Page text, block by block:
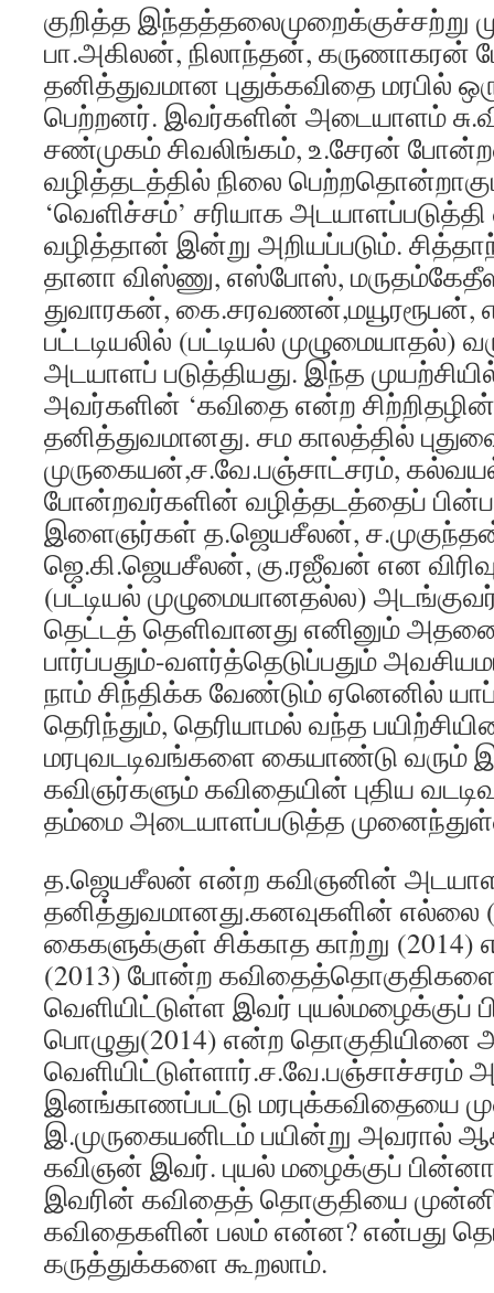
குறித்த இந்தத்தலைமுறைக்குச்சற்று
பா.அகிலன், நிலாந்தன்,
தனித்துவமான புதுக்கவிதை மரபில்
பெற்றனர். இவர்களின் அடையாளம்
சண்முகம் சிவலிங்கம், உ.சேரன்
வழித்தடத்தில் நிலை
‘வெளிச்சம்’ சரியாக
வழித்தான் இன்று அறியப்படும்.
தானா விஸ்ணு, எஸ்போஸ்,
துவாரகன், கை.சரவணன்,மயூரரூபன்,
பட்டடியலில் (பட்டியல் முழுமையாதல்)
அடயாளப் படுத்தியது. இந்த
அவர்களின் ‘கவிதை என்ற
தனித்துவமானது. சம காலத்தில்
முருகையன்,ச.வே.பஞ்சாட்சரம்,
போன்றவர்களின் வழித்தடத்தைப்
இளைஞர்கள் த.ஜெயசீலன், ச.முகுந்தன்,
ஜெ.கி.ஜெயசீலன், கு.ரஐீவன் என
(பட்டியல் முழுமையானதல்ல)
தெட்டத் தெளிவானது எனினும் அதனை
பார்ப்பதும்-வளர்த்தெடுப்பதும்
நாம் சிந்திக்க வேண்டும் ஏனெனில்
தெரிந்தும், தெரியாமல் வந்த
மரபுவடடிவங்களை கையாண்டு வரும்
கவிஞர்களும் கவிதையின் புதிய
தம்மை அடையாளப்படுத்த
த.ஜெயசீலன் என்ற கவிஞனின்
தனித்துவமானது.கனவுகளின் எல்லை
கைகளுக்குள் சிக்காத காற்று (2014)
(2013) போன்ற
வெளியிட்டுள்ள இவர் புயல்மழைக்குப்
பொழுது(2014) என்ற
வெளியிட்டுள்ளார்.ச.வே.பஞ்சாச்சரம்
இனங்காணப்பட்டு மரபுக்கவிதையை
இ.முருகையனிடம் பயின்று அவரால்
கவிஞன் இவர். புயல் மழைக்குப்
இவரின் கவிதைத் தொகுதியை
கவிதைகளின் பலம் என்ன? என்பது
கருத்துக்களை கூறலாம்.